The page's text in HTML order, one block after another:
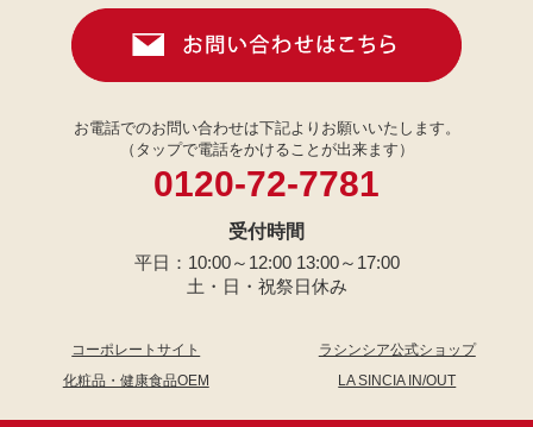
お電話でのお問い合わせは下記よりお願いいたします。
（タップで電話をかけることが出来ます）
0120-72-7781
受付時間
平日：10:00～12:00 13:00～17:00
土・日・祝祭日休み
コーポレートサイト
ラシンシア公式ショップ
化粧品・健康食品OEM
LA SINCIA IN/OUT